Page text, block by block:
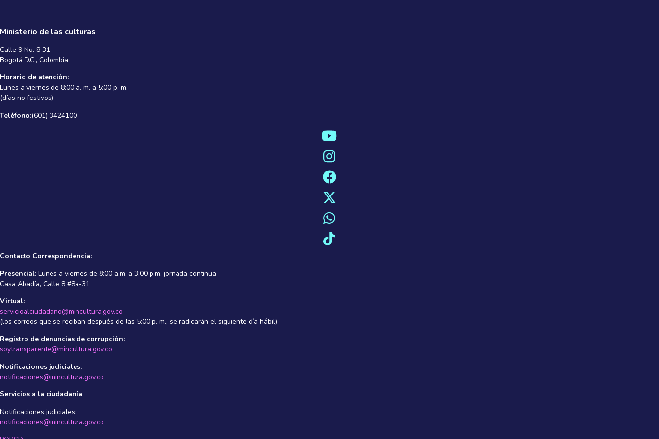
Ministerio de las culturas
Calle 9 No. 8 31
Bogotá D.C., Colombia
Horario de atención:
Lunes a viernes de 8:00 a. m. a 5:00 p. m.
(días no festivos)
Teléfono:(601) 3424100
Contacto Correspondencia:
Presencial: Lunes a viernes de 8:00 a.m. a 3:00 p.m. jornada continua
Casa Abadí­a, Calle 8 #8a-31
Virtual:
servicioalciudadano@mincultura.gov.co
(los correos que se reciban después de las 5:00 p. m., se radicarán el siguiente dí­a hábil)
Registro de denuncias de corrupción:
soytransparente@mincultura.gov.co
Notificaciones judiciales:
notificaciones@mincultura.gov.co
Servicios a la ciudadanía
Notificaciones judiciales:
notificaciones@mincultura.gov.co